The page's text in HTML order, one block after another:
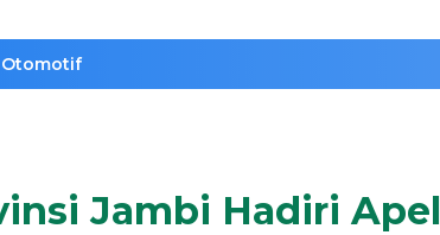
Otomotif
Jambi Hadiri Apel